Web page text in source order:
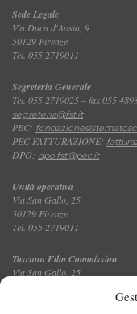
Sede Legale
Via Duca d'Aosta, 9
50129 Firenze
Tel. 055 2719011
Segreteria Generale
Tel. 055 2719025 – fax 055
segreteria@fst.it
PEC:
PEC FATTURAZIONE:
DPO: dpo.fst@pec.it
Unità operativa
Via San Gallo, 25
50129 Firenze
Tel. 055 2719011
Toscana Film Commission
Via San Gallo, 25